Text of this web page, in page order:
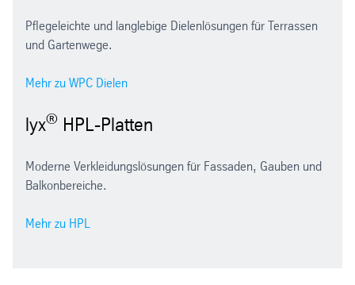
Pflegeleichte und langlebige Dielenlösungen für Terrassen
und Gartenwege.
Mehr zu WPC Dielen
lyx® HPL-Platten
Moderne Verkleidungslösungen für Fassaden, Gauben und
Balkonbereiche.
Mehr zu HPL